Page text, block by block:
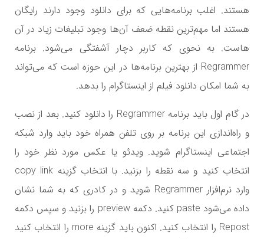
هستند. اغلب برنامه‌هایی که برای دانلود وجود دارند رایگان
هستند اما مهم‌ترین نقطه ضعف آن‌ها وجود تبلیغات زیاد در آن
هاست. به نحوی که کاربر دچار آشفتگی می‌شود. برنامه
Regrammer از بهترین برنامه‌ها در این حوزه است که می‌تواند
به شما امکان دانلود فیلم از اینستاگرام را بدهد.
در گام اول باید برنامه Regrammer را دانلود کنید. بعد از نصب
و راه‌اندازی این برنامه بر روی تلفن همراه خود باید وارد شبکه
اجتماعی اینستاگرام شوید. ویدئو یا عکس مورد نظر خود را
انتخاب کنید و سه نقطه را بزنید. با انتخاب گزینه copy link
وارد نرم‌افزار Regrammer شوید و در کادری که به شما نشان
داده می‌شود paste کنید. دکمه preview را بزنید و سپس دکمه
Repost را انتخاب کنید. اکنون باید گزینه more را انتخاب کنید